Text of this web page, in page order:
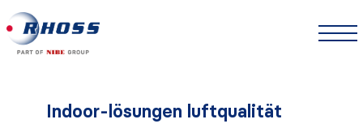
Indoor-lösungen luftqualität